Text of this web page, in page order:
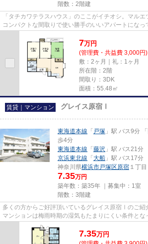
階数：2階建
「タチカワテラスハウス」のここがイチオシ。マルエ
コンパクトな間取りで使い勝手のいいアパートにな
7万円
(管理費・共益費 3,000円)
敷：2ヶ月｜礼：1ヶ月
所在階：2階
間取り：3DK
面積：55.48㎡
賃貸｜マンション グレイス原宿Ⅰ
東海道本線 「 戸塚 」駅 バス9分
歩4分
東海道本線 「 藤沢 」駅 バス21分
京浜東北線 「 大船 」駅 バス17分
神奈川県横浜市戸塚区原宿 １丁目
7.35万円
築年数：築35年 ｜募集中： 1室
階数：3階建
多くの方からご好評頂いているグレイス原宿Ⅰのご紹
マンションは梅雨時期の湿気もたまりにくい条件と
エリアの賃貸情報がアパマンメ...
7.35万円